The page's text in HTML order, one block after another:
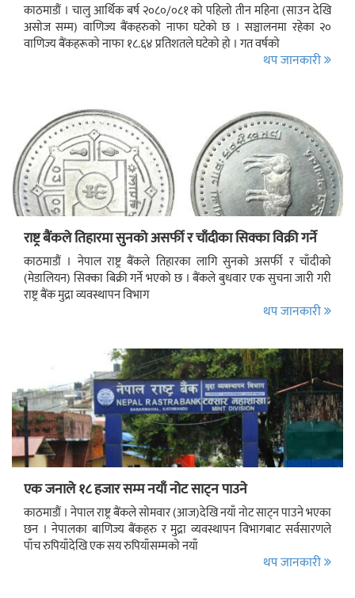
काठमाडौं । चालु आर्थिक बर्ष २०८०/०८१ को पहिलो तीन महिना (साउन देखि
असोज सम्म) वाणिज्य बैंकहरुको नाफा घटेको छ । सञ्चालनमा रहेका २०
वाणिज्य बैंकहरूको नाफा १८.६४ प्रतिशतले घटेको हो । गत वर्षको
थप जानकारी
राष्ट्र बैंकले तिहारमा सुनको असर्फी र चाँदीका सिक्का विक्री गर्ने
काठमाडौं । नेपाल राष्ट्र बैंकले तिहारका लागि सुनको असर्फी र चाँदीको
(मेडालियन) सिक्का बिक्री गर्ने भएको छ । बैंकले बुधवार एक सुचना जारी गरी
राष्ट्र बैंक मुद्रा व्यवस्थापन विभाग
थप जानकारी
एक जनाले १८ हजार सम्म नयाँ नोट साट्न पाउने
काठमाडौं । नेपाल राष्ट्र बैंकले सोमवार (आज)देखि नयाँ नोट साट्न पाउने भएका
छन । नेपालका बाणिज्य बैंकहरु र मुद्रा व्यवस्थापन विभागबाट सर्वसारणले
पाँच रुपियाँदेखि एक सय रुपियाँसम्मको नयाँ
थप जानकारी